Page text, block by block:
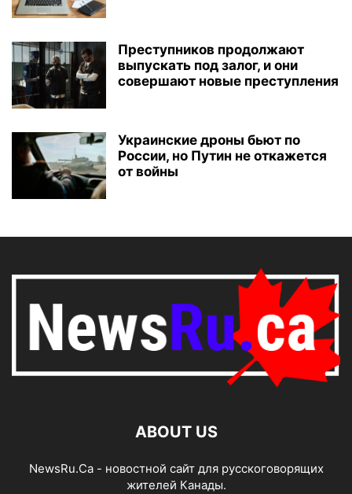
Преступников продолжают
выпускать под залог, и они
совершают новые преступления
Украинские дроны бьют по
России, но Путин не откажется
от войны
ABOUT US
NewsRu.Ca - новостной сайт для русскоговорящих
жителей Канады.